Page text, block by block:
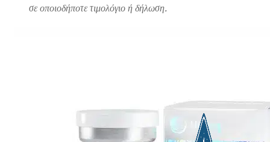
σε οποιοδήποτε τιμολόγιο ή δήλωση.